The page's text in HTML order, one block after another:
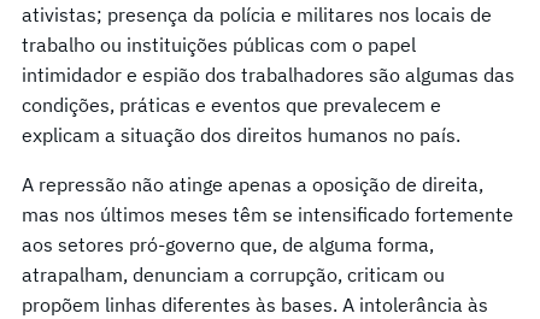
ativistas; presença da polícia e militares nos locais de
trabalho ou instituições públicas com o papel
intimidador e espião dos trabalhadores são algumas das
condições, práticas e eventos que prevalecem e
explicam a situação dos direitos humanos no país.
A repressão não atinge apenas a oposição de direita,
mas nos últimos meses têm se intensificado fortemente
aos setores pró-governo que, de alguma forma,
atrapalham, denunciam a corrupção, criticam ou
propõem linhas diferentes às bases. A intolerância às